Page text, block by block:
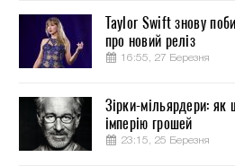
Taylor Swift знову
про новий реліз
16:55, 27 Березня
Зірки-мільярдери: як
імперію грошей
23:15, 25 Березня